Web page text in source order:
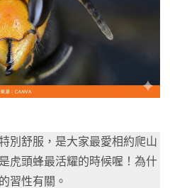
別舒服，是大家最愛相約爬山
虎頭蜂最活耀的時候喔！為什
習性有關。